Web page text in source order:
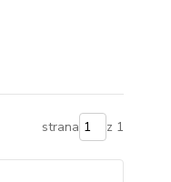
strana z 1